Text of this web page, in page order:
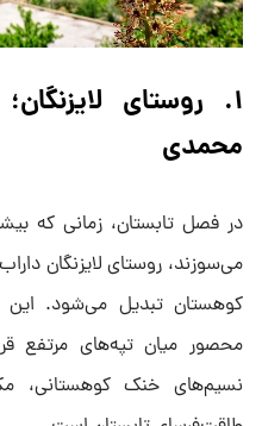
۱. روستای
محمدی
در فصل تابستان، زمانی که
می‌سوزند، روستای لایزنگان
کوهستان تبدیل می‌شود. این
محصور میان تپه‌های مرتفع
نسیم‌های خنک کوهستانی،